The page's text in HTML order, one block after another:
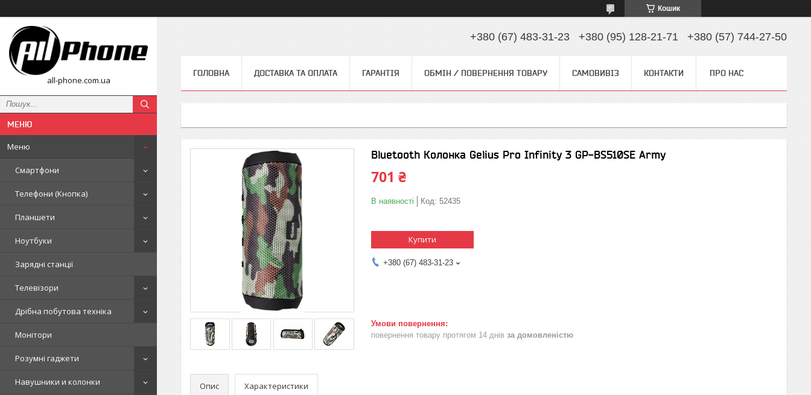
Кошик
all-phone.com.ua
Меню
Смартфони
Телефони (Кнопка)
Планшети
Ноутбуки
Зарядні станції
Телевізори
Дрібна побутова техніка
Монітори
Розумні гаджети
Навушники и колонки
+380 (67) 483-31-23 +380 (95) 128-21-71 +380 (57) 744-27-50
ГОЛОВНА ДОСТАВКА ТА ОПЛАТА ГАРАНТІЯ ОБМІН / ПОВЕРНЕННЯ ТОВАРУ САМОВИВІЗ КОНТАКТИ ПРО НАС
Bluetooth Колонка Gelius Pro Infinity 3 GP-BS510SE Army
701 ₴
В наявності Код: 52435
Купити
+380 (67) 483-31-23
повернення товару протягом 14 днів за домовленістю
Опис Характеристики